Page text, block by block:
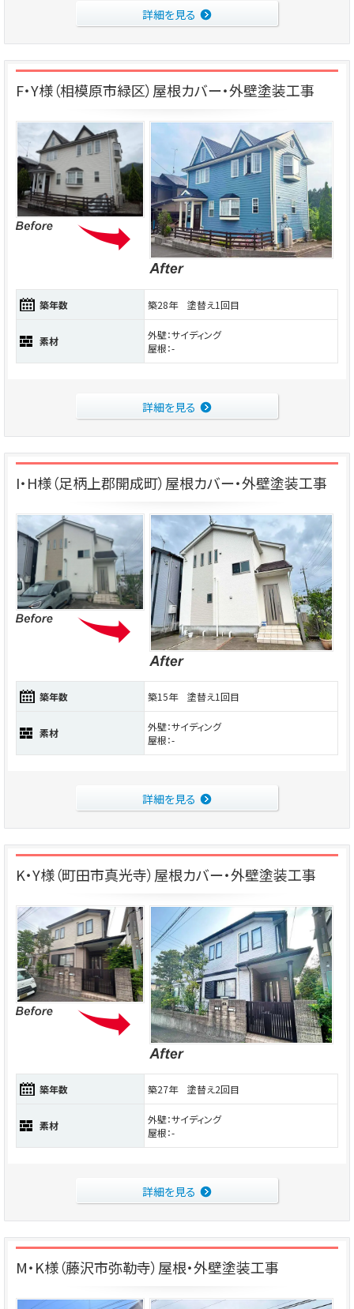
詳細を見る
F・Y様（相模原市緑区）屋根カバー・外壁塗装工事
築年数 築28年 塗替え1回目
素材
外壁：サイディング
屋根：-
詳細を見る
I・H様（足柄上郡開成町）屋根カバー・外壁塗装工事
築年数 築15年 塗替え1回目
素材
外壁：サイディング
屋根：-
詳細を見る
K・Y様（町田市真光寺）屋根カバー・外壁塗装工事
築年数 築27年 塗替え2回目
素材
外壁：サイディング
屋根：-
詳細を見る
M・K様（藤沢市弥勒寺）屋根・外壁塗装工事